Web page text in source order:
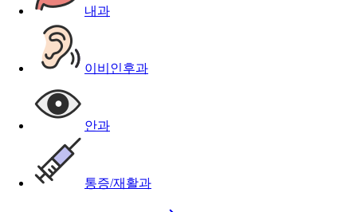
내과
이비인후과
안과
통증/재활과